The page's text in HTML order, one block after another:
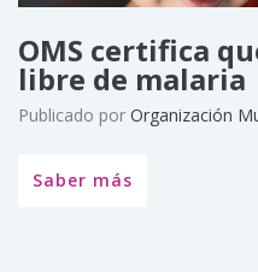
OMS certifica
libre de malaria
Publicado por Organización
Saber más